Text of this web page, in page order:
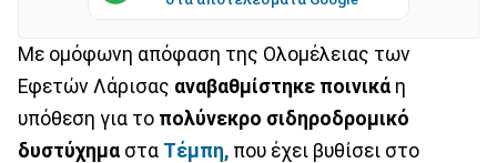
Με ομόφωνη απόφαση της Ολομέλειας των
Εφετών Λάρισας αναβαθμίστηκε ποινικά η
υπόθεση για το πολύνεκρο σιδηροδρομικό
δυστύχημα στα Τέμπη, που έχει βυθίσει στο